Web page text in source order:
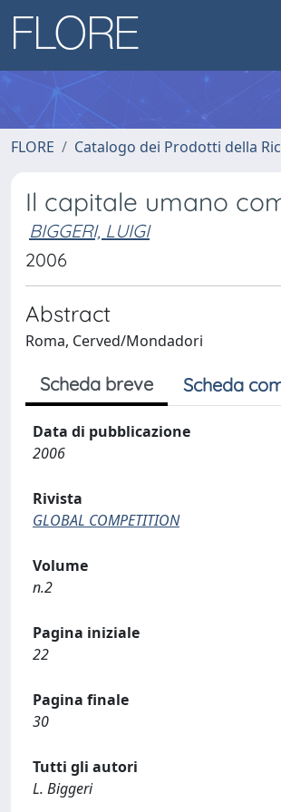
FLORE Catalogo dei Prodotti della
Il capitale umano
BIGGERI, LUIGI
2006
Abstract
Roma, Cerved/Mondadori
Scheda breve Scheda
Data di pubblicazione
2006
Rivista
GLOBAL COMPETITION
Volume
n.2
Pagina iniziale
22
Pagina finale
30
Tutti gli autori
L. Biggeri